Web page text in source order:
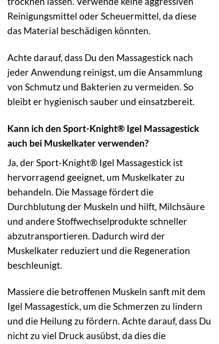
Reinigungsmittel oder Scheuermittel, da diese
das Material beschädigen könnten.
Achte darauf, dass Du den Massagestick nach
jeder Anwendung reinigst, um die Ansammlung
von Schmutz und Bakterien zu vermeiden. So
bleibt er hygienisch sauber und einsatzbereit.
Kann ich den Sport-Knight® Igel Massagestick
auch bei Muskelkater verwenden?
Ja, der Sport-Knight® Igel Massagestick ist
hervorragend geeignet, um Muskelkater zu
behandeln. Die Massage fördert die
Durchblutung der Muskeln und hilft, Milchsäure
und andere Stoffwechselprodukte schneller
abzutransportieren. Dadurch wird der
Muskelkater reduziert und die Regeneration
beschleunigt.
Massiere die betroffenen Muskeln sanft mit dem
Igel Massagestick, um die Schmerzen zu lindern
und die Heilung zu fördern. Achte darauf, dass Du
nicht zu viel Druck ausübst, da dies die